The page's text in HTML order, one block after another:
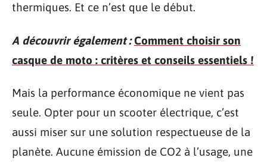
thermiques. Et ce n’est que le début.
A découvrir également : Comment choisir son
casque de moto : critères et conseils essentiels !
Mais la performance économique ne vient pas
seule. Opter pour un scooter électrique, c’est
aussi miser sur une solution respectueuse de la
planète. Aucune émission de CO2 à l’usage, une